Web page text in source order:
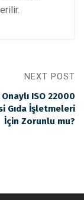
NEXT POST
Onaylı ISO 22000
Gıda İşletmeleri
İçin Zorunlu mu?